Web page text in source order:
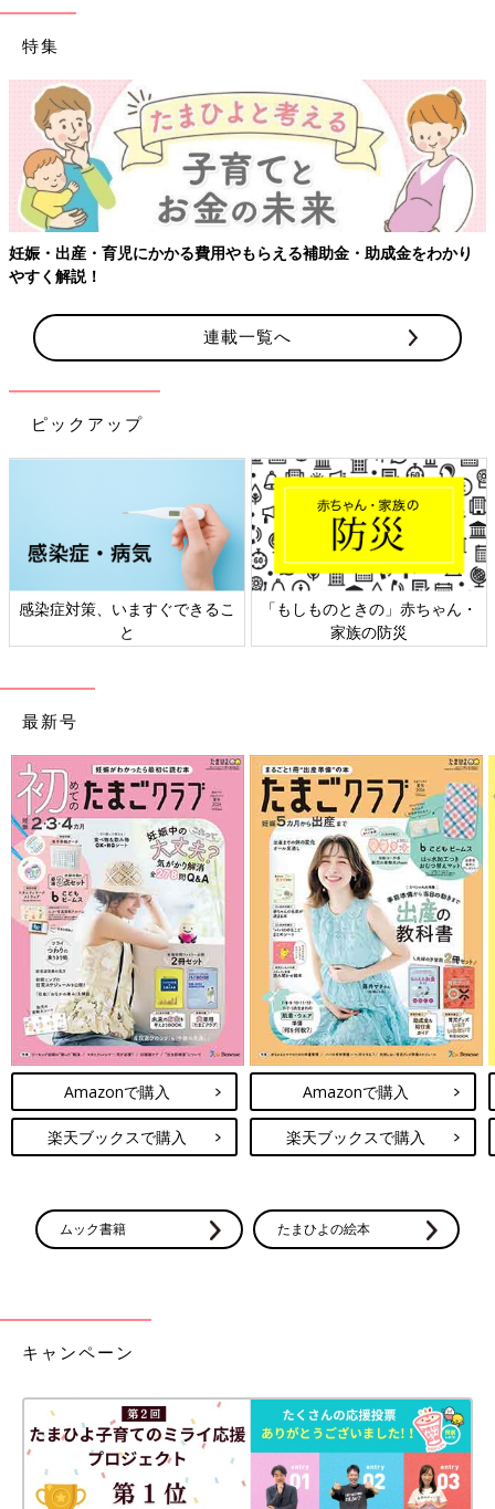
特集
妊娠・出産・育児にかかる費用やもらえる補助金・助成金をわかり
やすく解説！
連載一覧へ
ピックアップ
感染症対策、いますぐできるこ
と
「もしものときの」赤ちゃん・
家族の防災
最新号
Amazonで購入
楽天ブックスで購入
Amazonで購入
楽天ブックスで購入
ムック書籍 たまひよの絵本
キャンペーン